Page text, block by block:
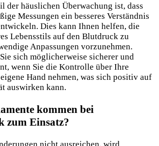
der häuslichen Überwachung ist, dass
Messungen ein besseres Verständnis
Dies kann Ihnen helfen, die
Lebensstils auf den Blutdruck zu
Anpassungen vorzunehmen.
sich möglicherweise sicherer und
wenn Sie die Kontrolle über Ihre
Hand nehmen, was sich positiv auf
auswirken kann.
kommen bei
zum Einsatz?